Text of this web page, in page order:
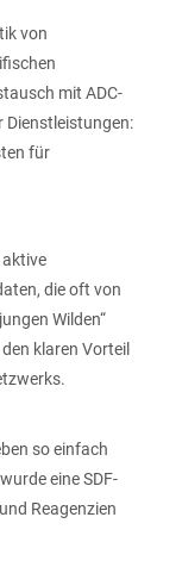
von
mit ADC-
Dienstleistungen:
für
die oft von
Wilden“
klaren Vorteil
so einfach
eine SDF-
Reagenzien